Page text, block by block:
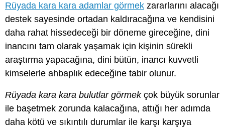
Rüyada kara kara adamlar görmek zararlarını alacağı
destek sayesinde ortadan kaldıracağına ve kendisini
daha rahat hissedeceği bir döneme gireceğine, dini
inancını tam olarak yaşamak için kişinin sürekli
araştırma yapacağına, dini bütün, inancı kuvvetli
kimselerle ahbaplık edeceğine tabir olunur.
Rüyada kara kara bulutlar görmekçok büyük sorunlar
ile başetmek zorunda kalacağına, attığı her adımda
daha kötü ve sıkıntılı durumlar ile karşı karşıya